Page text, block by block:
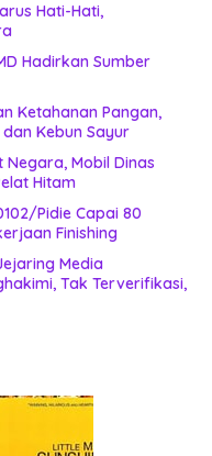
Hati-Hati,
Hadirkan Sumber
Ketahanan Pangan,
Kebun Sayur
Mobil Dinas
Hitam
Pidie Capai 80
Finishing
Media
Tak Terverifikasi,